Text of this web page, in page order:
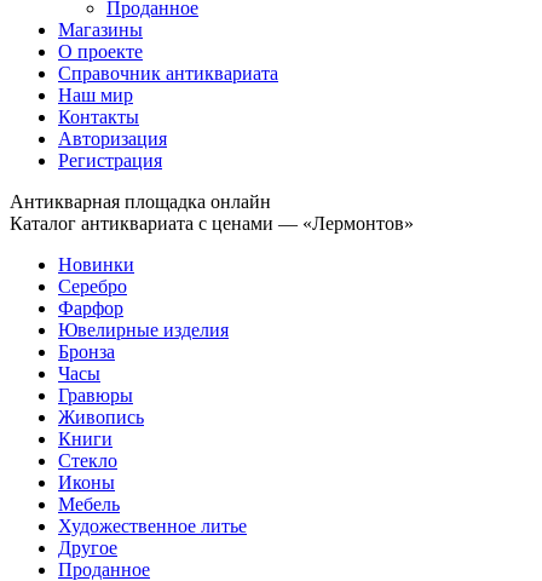
Проданное
Магазины
О проекте
Справочник антиквариата
Наш мир
Контакты
Авторизация
Регистрация
Антикварная площадка онлайн
Каталог антиквариата с ценами — «Лермонтов»
Новинки
Серебро
Фарфор
Ювелирные изделия
Бронза
Часы
Гравюры
Живопись
Книги
Стекло
Иконы
Мебель
Художественное литье
Другое
Проданное